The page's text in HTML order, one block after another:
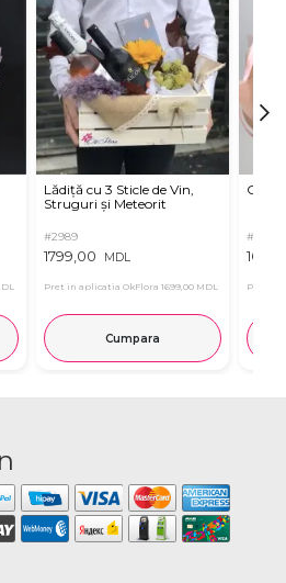
Lădiță cu 3 Sticle de Vin,
Struguri și Meteorit
#2989
1799,00 MDL
Pret in aplicatia OkFlora 1699,00 MDL
Cumpara
#3266
Pret in